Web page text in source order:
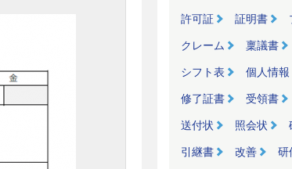
許可証 証明書
クレーム 稟議書
シフト表 個人情報
修了証書 受領書
送付状 照会状
引継書 改善 研